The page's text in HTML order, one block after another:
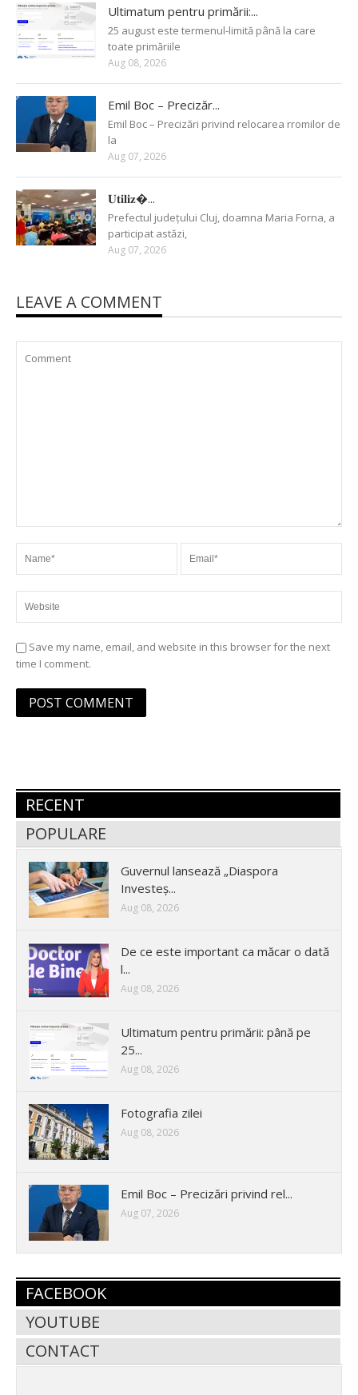
Ultimatum pentru primării:...
25 august este termenul-limită până la care
toate primăriile
Aug 08, 2026
Emil Boc – Precizăr...
Emil Boc – Precizări privind relocarea rromilor de
la
Aug 07, 2026
𝐔𝐭𝐢𝐥𝐢𝐳�...
Prefectul județului Cluj, doamna Maria Forna, a
participat astăzi,
Aug 07, 2026
LEAVE A COMMENT
Save my name, email, and website in this browser for the next
time I comment.
RECENT
POPULARE
Guvernul lansează „Diaspora
Investeș...
Aug 08, 2026
De ce este important ca măcar o dată
l...
Aug 08, 2026
Ultimatum pentru primării: până pe
25...
Aug 08, 2026
Fotografia zilei
Aug 08, 2026
Emil Boc – Precizări privind rel...
Aug 07, 2026
FACEBOOK
YOUTUBE
CONTACT